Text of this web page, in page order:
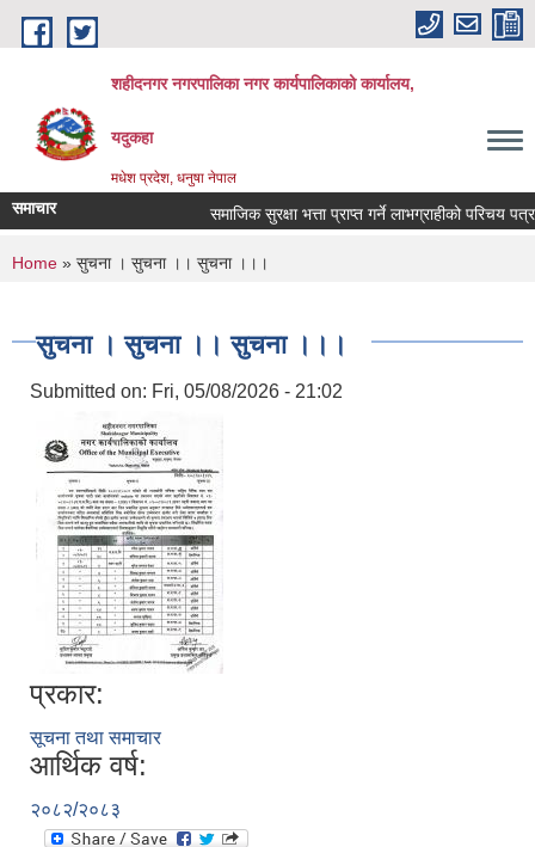
Skip to main content
शहीदनगर नगरपालिका नगर कार्यपालिकाको कार्यालय,
यदुकहा
मधेश प्रदेश, धनुषा नेपाल
समाचार समाजिक सुरक्षा भत्ता प्राप्त गर्ने लाभग्राहीको परिचय
You are here
Home » सुचना । सुचना ।। सुचना ।।।
सुचना । सुचना ।। सुचना ।।।
Submitted on: Fri, 05/08/2026 - 21:02
प्रकार:
सूचना तथा समाचार
आर्थिक वर्ष:
२०८२/२०८३